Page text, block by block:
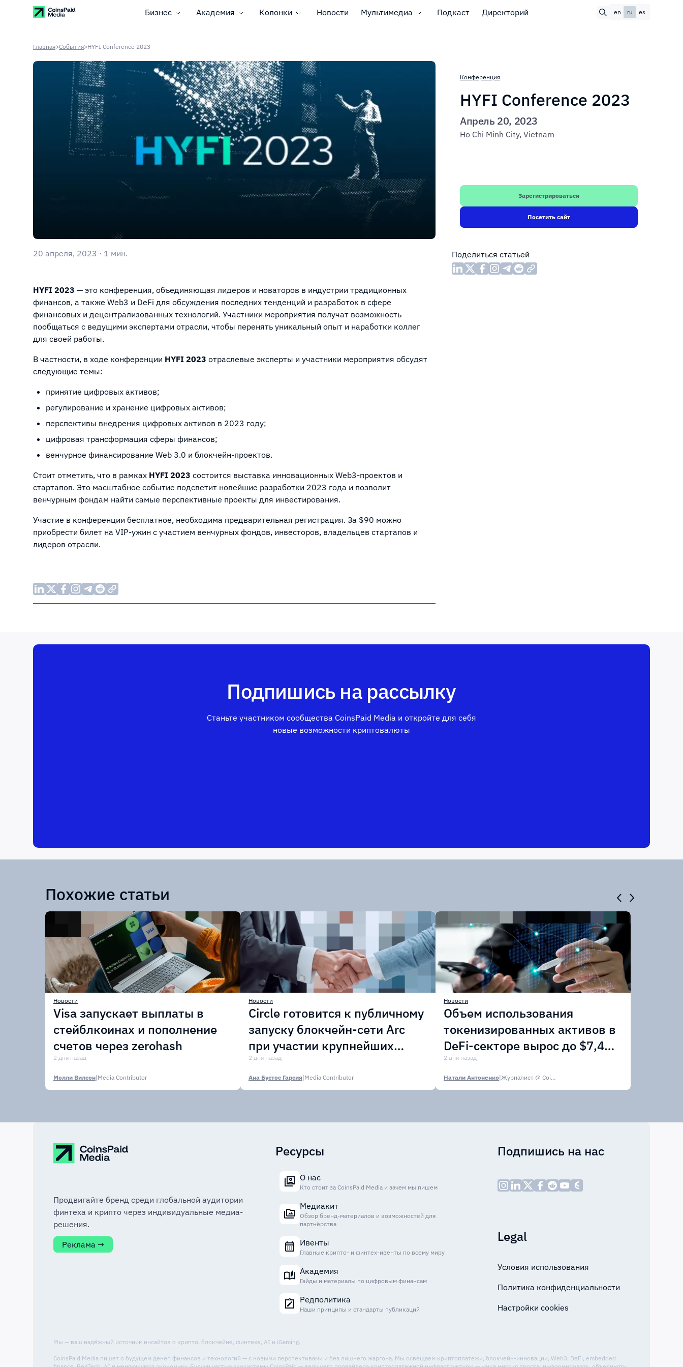
Бизнес Академия Колонки Новости Мультимедиа Подкаст Директорий en ru es
Главная>События>HYFI Conference 2023
20 апреля, 2023 · 1 мин.
HYFI 2023 — это конференция, объединяющая лидеров и новаторов в индустрии традиционных
финансов, а также Web3 и DeFi для обсуждения последних тенденций и разработок в сфере
финансовых и децентрализованных технологий. Участники мероприятия получат возможность
пообщаться с ведущими экспертами отрасли, чтобы перенять уникальный опыт и наработки коллег
для своей работы.
В частности, в ходе конференции HYFI 2023 отраслевые эксперты и участники мероприятия обсудят
следующие темы:
принятие цифровых активов;
регулирование и хранение цифровых активов;
перспективы внедрения цифровых активов в 2023 году;
цифровая трансформация сферы финансов;
венчурное финансирование Web 3.0 и блокчейн-проектов.
Стоит отметить, что в рамках HYFI 2023 состоится выставка инновационных Web3-проектов и
стартапов. Это масштабное событие подсветит новейшие разработки 2023 года и позволит
венчурным фондам найти самые перспективные проекты для инвестирования.
Участие в конференции бесплатное, необходима предварительная регистрация. За $90 можно
приобрести билет на VIP-ужин с участием венчурных фондов, инвесторов, владельцев стартапов и
лидеров отрасли.
Конференция
HYFI Conference 2023
Апрель 20, 2023
Ho Chi Minh City, Vietnam
Зарегистрироваться
Посетить сайт
Поделиться статьей
Подпишись на рассылку
Станьте участником сообщества CoinsPaid Media и откройте для себя
новые возможности криптовалюты
Похожие статьи
Новости
Visa запускает выплаты в
стейблкоинах и пополнение
счетов через zerohash
2 дня назад
Молли Вилсон|Media Contributor
Новости
Circle готовится к публичному
запуску блокчейн-сети Arc
при участии крупнейших
финансовых организаций
2 дня назад
Ана Бустос Гарсия|Media Contributor
Новости
Объем использования
токенизированных активов в
DeFi-секторе вырос до $7,4
млрд
2 дня назад
Натали Антоненко| Журналист @ CoinsPaid Media
Продвигайте бренд среди глобальной аудитории
финтеха и крипто через индивидуальные медиа-
решения.
Реклама →
Ресурсы
О нас
Кто стоит за CoinsPaid Media и зачем мы пишем
Медиакит
Обзор бренд-материалов и возможностей для
партнёрства
Ивенты
Главные крипто- и финтех-ивенты по всему миру
Академия
Гайды и материалы по цифровым финансам
Редполитика
Наши принципы и стандарты публикаций
Подпишись на нас
Legal
Условия использования
Политика конфиденциальности
Настройки cookies
Мы — ваш надёжный источник инсайтов о крипто, блокчейне, финтехе, AI и iGaming.
CoinsPaid Media пишет о будущем денег, финансов и технологий — с новыми перспективами и без лишнего жаргона. Мы освещаем криптоплатежи, блокчейн-инновации, Web3, DeFi, embedded